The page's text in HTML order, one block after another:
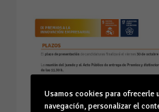
Usamos cookies para ofrecerle
navegación, personalizar el